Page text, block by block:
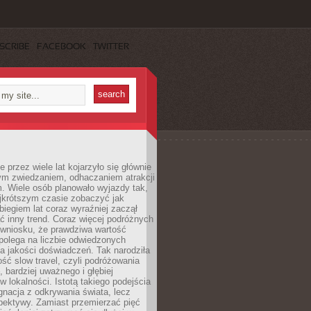
FACEBOOK TWITTER
przez wiele lat kojarzyło się głównie
zwiedzaniem, odhaczaniem atrakcji
Wiele osób planowało wyjazdy tak,
czasie zobaczyć jak
lat coraz wyraźniej zaczął
inny trend. Coraz więcej podróżnych
że prawdziwa wartość
na liczbie odwiedzonych
jakości doświadczeń. Tak narodziła
slow travel, czyli podróżowania
bardziej uważnego i głębiej
lokalności. Istotą takiego podejścia
z odkrywania świata, lecz
Zamiast przemierzać pięć